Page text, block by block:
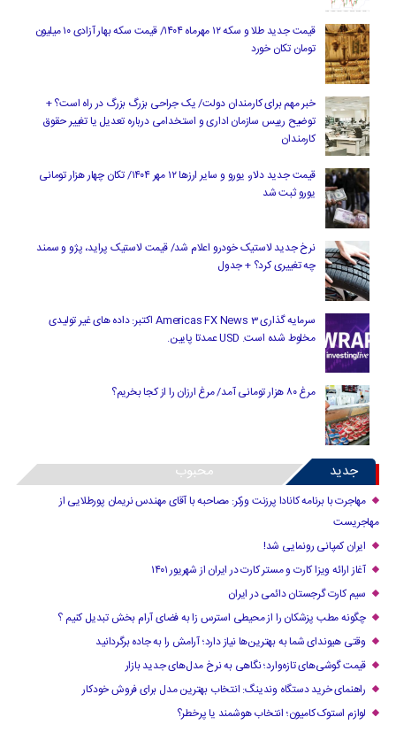
قیمت جدید طلا و سکه ۱۲ مهرماه ۱۴۰۴/ قیمت سکه بهار آزادی ۱۰ میلیون
تومان تکان خورد
خبر مهم برای کارمندان دولت/ یک جراحی بزرگ بزرگ در راه است؟ +
توضیح رییس سازمان اداری و استخدامی درباره تعدیل یا تغییر حقوق
کارمندان
قیمت جدید دلار، یورو و سایر ارزها ۱۲ مهر ۱۴۰۴/ تکان چهار هزار تومانی
یورو ثبت شد
نرخ جدید لاستیک خودرو اعلام شد/ قیمت لاستیک پراید، پژو و سمند
چه تغییری کرد؟ + جدول
سرمایه گذاری Americas FX News 3 اکتبر: داده های غیر تولیدی
مخلوط شده است. USD عمدتا پایین.
مرغ ۸۰ هزار تومانی آمد/ مرغ ارزان را از کجا بخریم؟
جدید محبوب
مهاجرت با برنامه کانادا پرزنت ورکر: مصاحبه با آقای مهندس نریمان پورطلایی از
مهاجریست
ایران کمپانی رونمایی شد!
آغاز ارائه ویزا کارت و مستر کارت در ایران از شهریور ۱۴۰۱
سیم کارت گرجستان دائمی در ایران
چگونه مطب پزشکان را از محیطی استرس زا به فضای آرام بخش تبدیل کنیم ؟
وقتی هیوندای شما به بهترین‌ها نیاز دارد؛ آرامش را به جاده برگردانید
قیمت گوشی‌های تازه‌وارد؛ نگاهی به نرخ مدل‌های جدید بازار
راهنمای خرید دستگاه وندینگ: انتخاب بهترین مدل برای فروش خودکار
لوازم استوک کامیون؛ انتخاب هوشمند یا پرخطر؟